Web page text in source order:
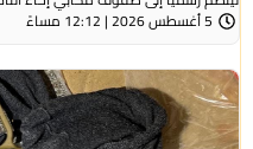
5 أغسطس 2026 | 12:12 مساءً